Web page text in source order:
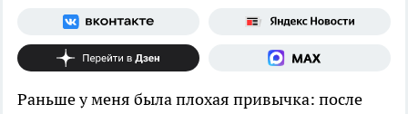
Раньше у меня была плохая привычка: после